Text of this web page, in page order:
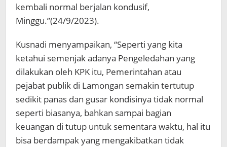
kembali normal berjalan kondusif,
Minggu.”(24/9/2023).
Kusnadi menyampaikan, “Seperti yang kita
ketahui semenjak adanya Pengeledahan yang
dilakukan oleh KPK itu, Pemerintahan atau
pejabat publik di Lamongan semakin tertutup
sedikit panas dan gusar kondisinya tidak normal
seperti biasanya, bahkan sampai bagian
keuangan di tutup untuk sementara waktu, hal itu
bisa berdampak yang mengakibatkan tidak